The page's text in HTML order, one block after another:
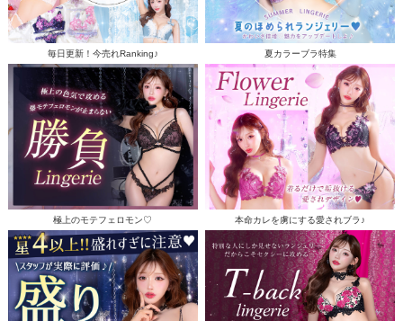
毎日更新！今売れRanking♪ 夏カラーブラ特集
極上のモテフェロモン♡ 本命カレを虜にする愛されブラ♪